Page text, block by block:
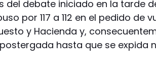
del debate iniciado en la tarde
por 117 a 112 en el pedido de
y Hacienda y,
hasta que se expida